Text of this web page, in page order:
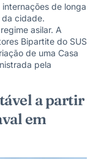
de longa
cidade.
asilar. A
Bipartite do SUS
de uma Casa
pela
a partir
em